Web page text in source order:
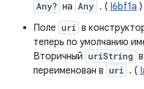
Any? на Any . ( I6bf1a )
Поле uri в
теперь по умолчанию
Вторичный uriString
переименован в uri . (